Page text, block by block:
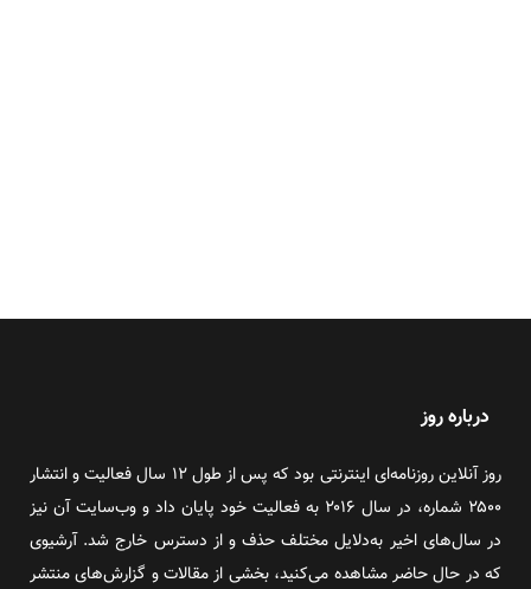
درباره روز
روز آنلاین روزنامه‌ای اینترنتی بود که پس از طول ۱۲ سال فعالیت و انتشار
۲۵۰۰ شماره، در سال ۲۰۱۶ به فعالیت خود پایان داد و وب‌سایت آن نیز
در سال‌های اخیر به‌دلایل مختلف حذف و از دسترس خارج شد. آرشیوی
که در حال حاضر مشاهده می‌کنید، بخشی از مقالات و گزارش‌های منتشر